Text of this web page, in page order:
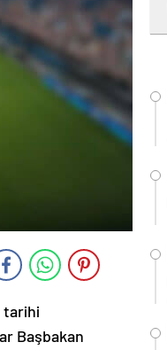
tarihi
Başbakan